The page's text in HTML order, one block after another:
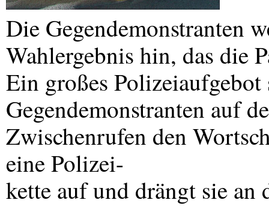
Die Gegendemonstranten
Wahlergebnis hin, das die
Ein großes
Gegendemonstranten auf
Zwischenrufen den
eine Polizei-
kette auf und drängt sie an